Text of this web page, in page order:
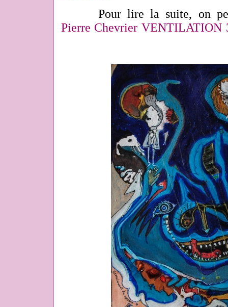
Pour lire la suite, on
Pierre Chevrier VENTILATION